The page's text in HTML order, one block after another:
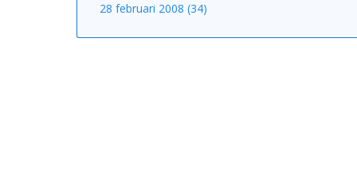
28 februari 2008 (34)